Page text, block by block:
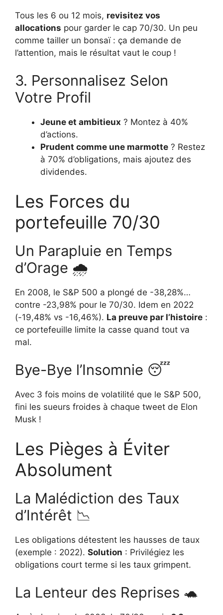
Tous les 6 ou 12 mois, revisitez vos
allocations pour garder le cap 70/30. Un peu
comme tailler un bonsaï : ça demande de
l’attention, mais le résultat vaut le coup !
3. Personnalisez Selon
Votre Profil
Jeune et ambitieux ? Montez à 40%
d’actions.
Prudent comme une marmotte ? Restez
à 70% d’obligations, mais ajoutez des
dividendes.
Les Forces du
portefeuille 70/30
Un Parapluie en Temps
d’Orage 🌧️
En 2008, le S&P 500 a plongé de -38,28%…
contre -23,98% pour le 70/30. Idem en 2022
(-19,48% vs -16,46%). La preuve par l’histoire :
ce portefeuille limite la casse quand tout va
mal.
Bye-Bye l’Insomnie 😴
Avec 3 fois moins de volatilité que le S&P 500,
fini les sueurs froides à chaque tweet de Elon
Musk !
Les Pièges à Éviter
Absolument
La Malédiction des Taux
d’Intérêt 📉
Les obligations détestent les hausses de taux
(exemple : 2022). Solution : Privilégiez les
obligations court terme si les taux grimpent.
La Lenteur des Reprises 🐢